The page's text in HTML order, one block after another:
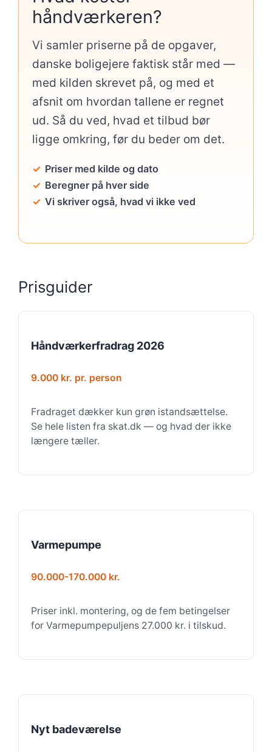
håndværkeren?
Vi samler priserne på de opgaver,
danske boligejere faktisk står med —
med kilden skrevet på, og med et
afsnit om hvordan tallene er regnet
ud. Så du ved, hvad et tilbud bør
ligge omkring, før du beder om det.
Priser med kilde og dato
Beregner på hver side
Vi skriver også, hvad vi ikke ved
Prisguider
Håndværkerfradrag 2026
9.000 kr. pr. person
Fradraget dækker kun grøn istandsættelse.
Se hele listen fra skat.dk — og hvad der ikke
længere tæller.
Varmepumpe
90.000-170.000 kr.
Priser inkl. montering, og de fem betingelser
for Varmepumpepuljens 27.000 kr. i tilskud.
Nyt badeværelse